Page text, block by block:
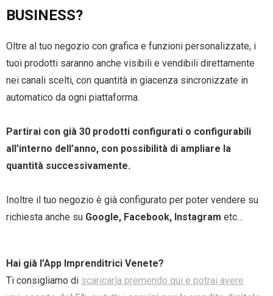
BUSINESS?
Oltre al tuo negozio con grafica e funzioni personalizzate, i
tuoi prodotti saranno anche visibili e vendibili direttamente
nei canali scelti, con quantità in giacenza sincronizzate in
automatico da ogni piattaforma.
Partirai con già 30 prodotti configurati o configurabili
all’interno dell’anno, con possibilità di ampliare la
quantità successivamente.
Inoltre il tuo negozio è già configurato per poter vendere su
richiesta anche su Google, Facebook, Instagram etc…
Hai già l’App Imprenditrici Venete?
Ti consigliamo di scaricarla premendo qui e potrai avere